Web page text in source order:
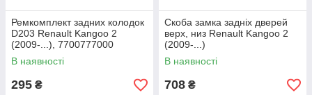
Ремкомплект задних колодок
D203 Renault Kangoo 2
(2009-...), 7700777000
В наявності
295 ₴
Скоба замка задніх дверей
верх, низ Renault Kangoo 2
(2009-...)
В наявності
708 ₴